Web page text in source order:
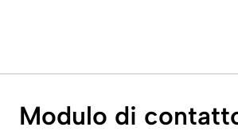
Modulo di